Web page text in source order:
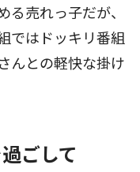
る売れっ子だが、
ではドッキリ番組
んとの軽快な掛け
ごして